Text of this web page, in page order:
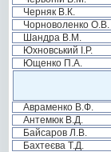
Черняк В.К.
Чорноволенко О.В.
Шандра В.М.
Юхновський І.Р.
Ющенко П.А.
Авраменко В.Ф.
Антемюк В.Д.
Байсаров Л.В.
Бахтеєва Т.Д.